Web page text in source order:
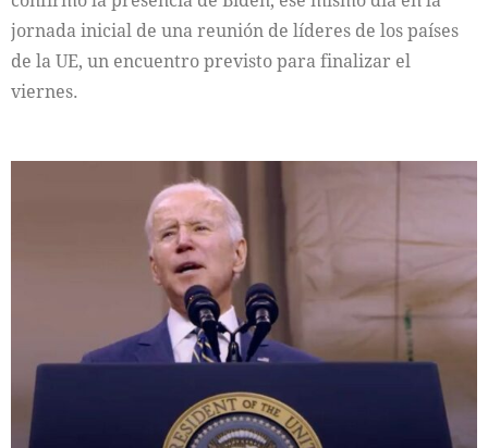
jornada inicial de una reunión de líderes de los países
de la UE, un encuentro previsto para finalizar el
viernes.